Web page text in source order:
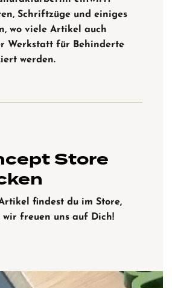
Schriftzüge und einiges
wo viele Artikel auch
Werkstatt für Behinderte
werden.
Store
findest du im Store,
wir freuen uns auf Dich!